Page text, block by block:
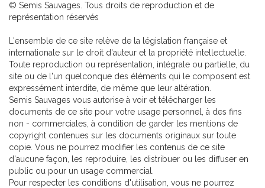
© Semis Sauvages. Tous droits de reproduction et de
représentation réservés
L'ensemble de ce site relève de la législation française et
internationale sur le droit d'auteur et la propriété intellectuelle.
Toute reproduction ou représentation, intégrale ou partielle, du
site ou de l'un quelconque des éléments qui le composent est
expressément interdite, de même que leur altération.
Semis Sauvages vous autorise à voir et télécharger les
documents de ce site pour votre usage personnel, à des fins
non - commerciales, à condition de garder les mentions de
copyright contenues sur les documents originaux sur toute
copie. Vous ne pourrez modifier les contenus de ce site
d'aucune façon, les reproduire, les distribuer ou les diffuser en
public ou pour un usage commercial.
Pour respecter les conditions d'utilisation, vous ne pourrez